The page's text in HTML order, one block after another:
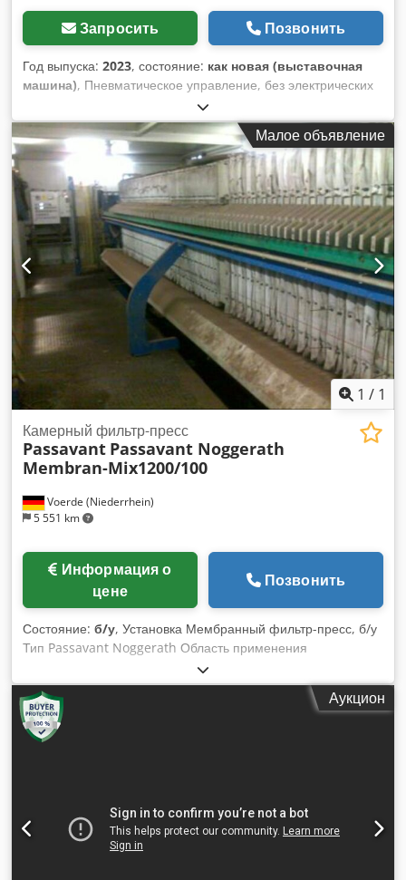
Запросить Позвонить
Год выпуска: 2023, состояние: как новая (выставочная
машина), Пневматическое управление, без электрических
компонентов Держатель инструмента для хранения
гайковертов и торцевых головок Crjdpfx Aen Atm Isciof
Крючок для фиксации колес от падения Запираемые
ролики для фиксации держателя колес Грузоподъемность
65 кг Высота подъема 1,2 м Мин. высота помещения 2,8 м
Малое объявление
1 / 1
Voerde (Niederrhein)
5 551 km
Камерный фильтр-пресс
Passavant Passavant Noggerath
Membran-Mix1200/100
цене
Позвонить
Состояние: б/у, Установка Мембранный фильтр-пресс, б/у
Тип Passavant Noggerath Область применения
Обезвоживание осадка Конструкция Боковая балка
Cedpowy H Nrjfx Acisrf Формат фильтровальных плит
1200x1200 Количество плит 100 шт. / мембранный микс
Фильтровальные плиты ПП Фильтровальные ткани
опционально поставляются в соответствии со средой
согласованию на нашем предприятии.
Аукцион